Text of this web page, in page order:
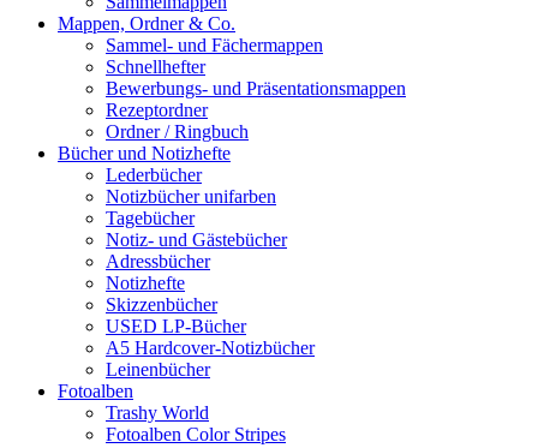
Mappen, Ordner & Co.
Sammel- und Fächermappen
Schnellhefter
Bewerbungs- und Präsentationsmappen
Rezeptordner
Ordner / Ringbuch
Bücher und Notizhefte
Lederbücher
Notizbücher unifarben
Tagebücher
Notiz- und Gästebücher
Adressbücher
Notizhefte
Skizzenbücher
USED LP-Bücher
A5 Hardcover-Notizbücher
Leinenbücher
Fotoalben
Trashy World
Fotoalben Color Stripes